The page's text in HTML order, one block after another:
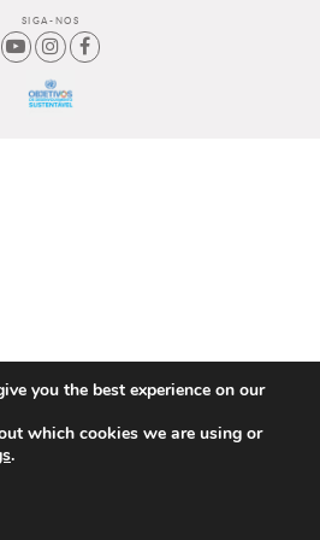
SIGA-NOS
you the best experience on our
which cookies we are using or
.